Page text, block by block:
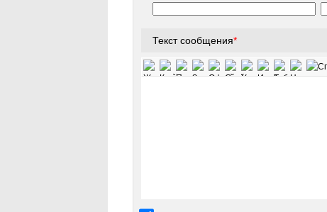
Текст сообщения*